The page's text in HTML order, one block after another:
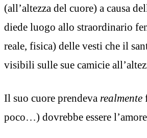
(all’altezza del cuore) a causa
diede luogo allo straordinario
reale, fisica) delle vesti che il
visibili sulle sue camicie
Il suo cuore prendeva realmente
poco…) dovrebbe essere